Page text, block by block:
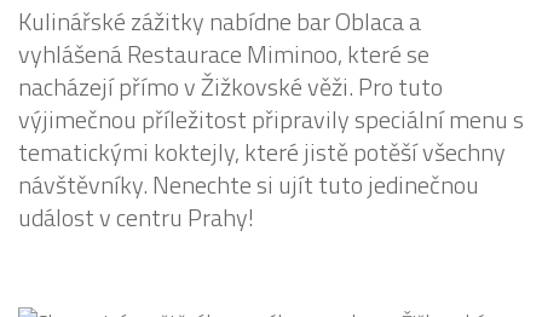
Kulinářské zážitky nabídne bar Oblaca a
vyhlášená Restaurace Miminoo, které se
nacházejí přímo v Žižkovské věži. Pro tuto
výjimečnou příležitost připravily speciální menu s
tematickými koktejly, které jistě potěší všechny
návštěvníky. Nenechte si ujít tuto jedinečnou
událost v centru Prahy!